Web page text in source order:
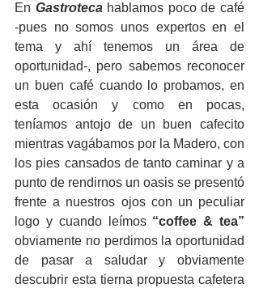
En Gastroteca hablamos poco de café
-pues no somos unos expertos en el
tema y ahí tenemos un área de
oportunidad-, pero sabemos reconocer
un buen café cuando lo probamos, en
esta ocasión y como en pocas,
teníamos antojo de un buen cafecito
mientras vagábamos por la Madero, con
los pies cansados de tanto caminar y a
punto de rendirnos un oasis se presentó
frente a nuestros ojos con un peculiar
logo y cuando leímos
obviamente no perdimos la oportunidad
de pasar a saludar y obviamente
descubrir esta tierna propuesta cafetera